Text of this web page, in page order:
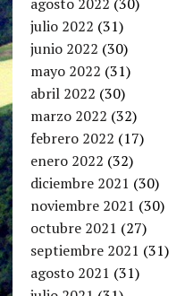
julio 2022 (31)
junio 2022 (30)
mayo 2022 (31)
abril 2022 (30)
marzo 2022 (32)
febrero 2022 (17)
enero 2022 (32)
diciembre 2021 (30)
noviembre 2021 (30)
octubre 2021 (27)
septiembre 2021 (31)
agosto 2021 (31)